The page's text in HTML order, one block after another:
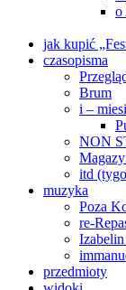
o
jak kupić
czasopisma
Brum
i –
NON
itd
muzyka
Poza
re-
przedmioty